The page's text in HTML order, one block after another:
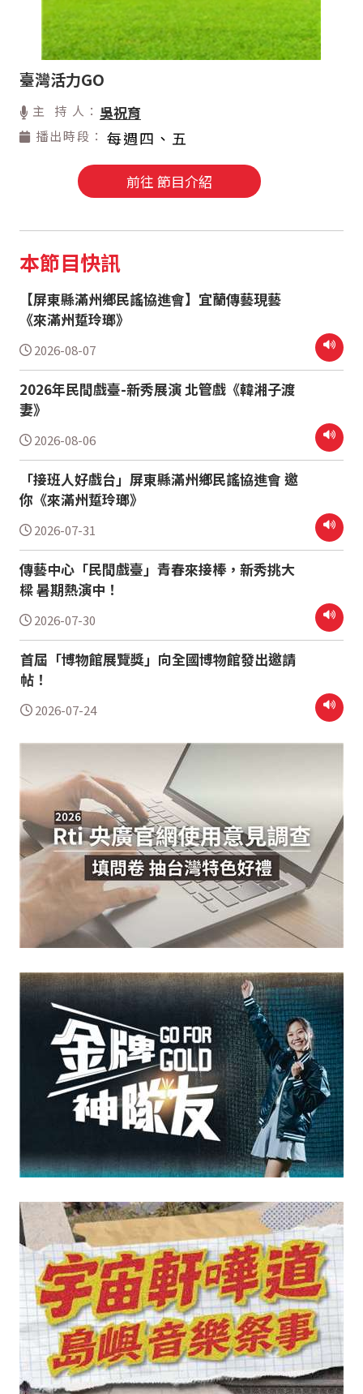
臺灣活力GO
主 持 人： 吳祝育
播出時段： 每週四、五
前往 節目介紹
本節目快訊
【屏東縣滿州鄉民謠協進會】宜蘭傳藝現藝
《來滿州踅玲瑯》
2026-08-07
2026年民間戲臺-新秀展演 北管戲《韓湘子渡
妻》
2026-08-06
「接班人好戲台」屏東縣滿州鄉民謠協進會 邀
你《來滿州踅玲瑯》
2026-07-31
傳藝中心「民間戲臺」青春來接棒，新秀挑大
樑 暑期熱演中！
2026-07-30
首屆「博物館展覽獎」向全國博物館發出邀請
帖！
2026-07-24